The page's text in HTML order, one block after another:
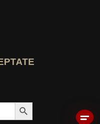
Buton Căutare